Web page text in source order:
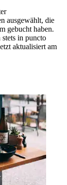
ausgewählt, die
gebucht haben.
in puncto
aktualisiert am